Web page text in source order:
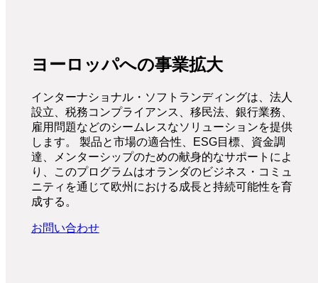
ヨーロッパへの事業拡大
インターナショナル・ソフトランディングは、法人
設立、税務コンプライアンス、移民法、銀行業務、
雇用問題などのシームレスなソリューションを提供
します。 製品と市場の適合性、ESG目標、資金調
達、メンターシップのための献身的なサポートによ
り、このプログラムはオランダのビジネス・コミュ
ニティを通じて欧州における成長と持続可能性を育
成する。
お問い合わせ